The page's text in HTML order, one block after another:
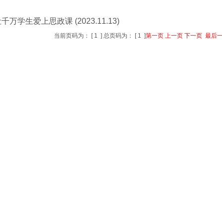
千万学生爱上思政课 (2023.11.13)
当前页码为： [ 1 ] 总页码为： [ 1 ]第一页 上一页 下一页 最后